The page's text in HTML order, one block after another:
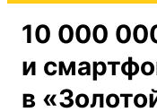
10 000
и
в